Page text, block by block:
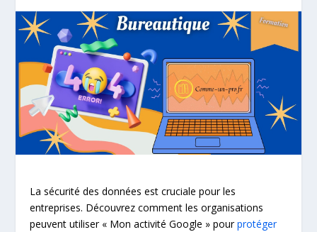
La sécurité des données est cruciale pour les
entreprises. Découvrez comment les organisations
peuvent utiliser « Mon activité Google » pourprotéger